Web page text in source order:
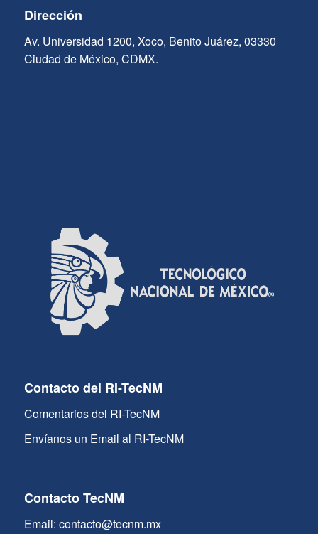
Dirección
Av. Universidad 1200, Xoco, Benito Juárez, 03330
Ciudad de México, CDMX.
Contacto del RI-TecNM
Comentarios del RI-TecNM
Envíanos un Email al RI-TecNM
Contacto TecNM
Email: contacto@tecnm.mx